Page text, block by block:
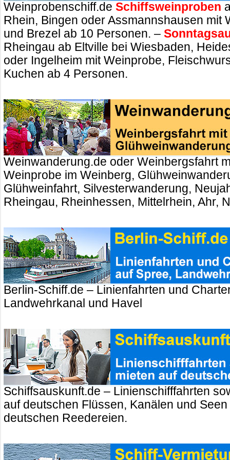
Weinprobenschiff.de Schiffsweinproben
Rhein, Bingen oder Assmannshausen mit
und Brezel ab 10 Personen. –
Rheingau ab Eltville bei Wiesbaden,
oder Ingelheim mit Weinprobe,
Kuchen ab 4 Personen.
Weinwanderung.de oder Weinbergsfahrt
Weinprobe im Weinberg,
Glühweinfahrt, Silvesterwanderung,
Rheingau, Rheinhessen, Mittelrhein, Ahr,
Berlin-Schiff.de – Linienfahrten und
Landwehrkanal und Havel
Schiffsauskunft.de – Linienschifffahrten
auf deutschen Flüssen, Kanälen und
deutschen Reedereien.